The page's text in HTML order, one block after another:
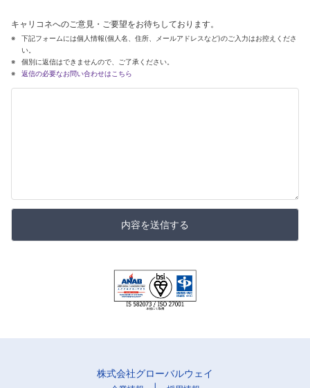
キャリコネへのご意見・ご要望をお待ちしております。
下記フォームには個人情報(個人名、住所、メールアドレスなど)のご入力はお控えくださ
い。
個別に返信はできませんので、ご了承ください。
返信の必要なお問い合わせはこちら
内容を送信する
株式会社グローバルウェイ